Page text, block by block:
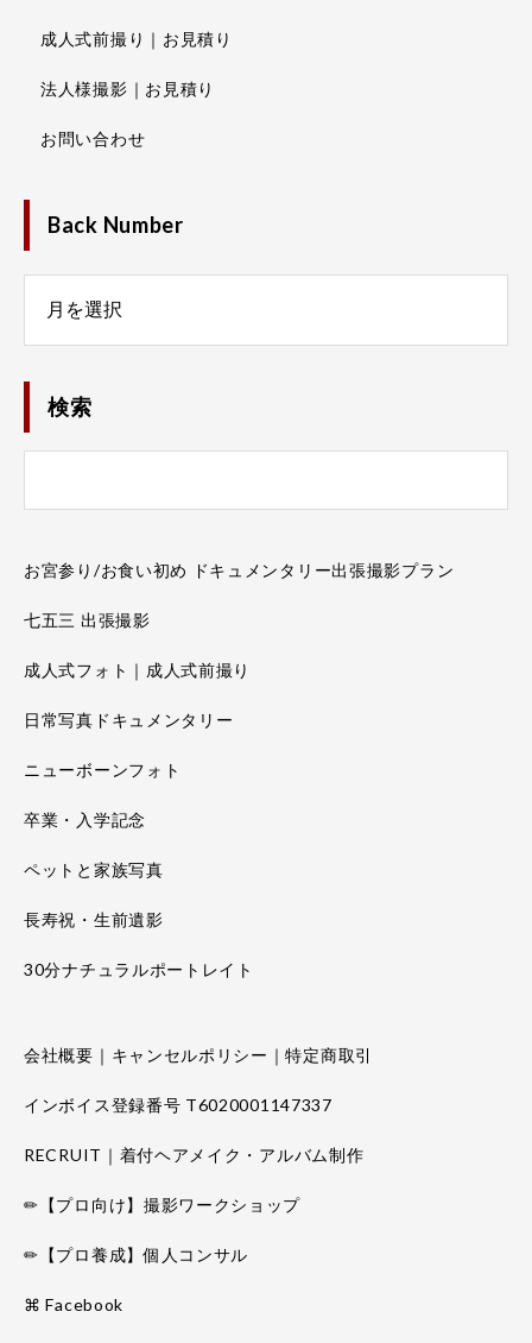
成人式前撮り｜お見積り
法人様撮影｜お見積り
お問い合わせ
Back Number
検索
お宮参り/お食い初め ドキュメンタリー出張撮影プラン
七五三 出張撮影
成人式フォト｜成人式前撮り
日常写真ドキュメンタリー
ニューボーンフォト
卒業・入学記念
ペットと家族写真
長寿祝・生前遺影
30分ナチュラルポートレイト
会社概要｜キャンセルポリシー｜特定商取引
インボイス登録番号 T6020001147337
RECRUIT｜着付ヘアメイク・アルバム制作
✏【プロ向け】撮影ワークショップ
✏【プロ養成】個人コンサル
⌘ Facebook